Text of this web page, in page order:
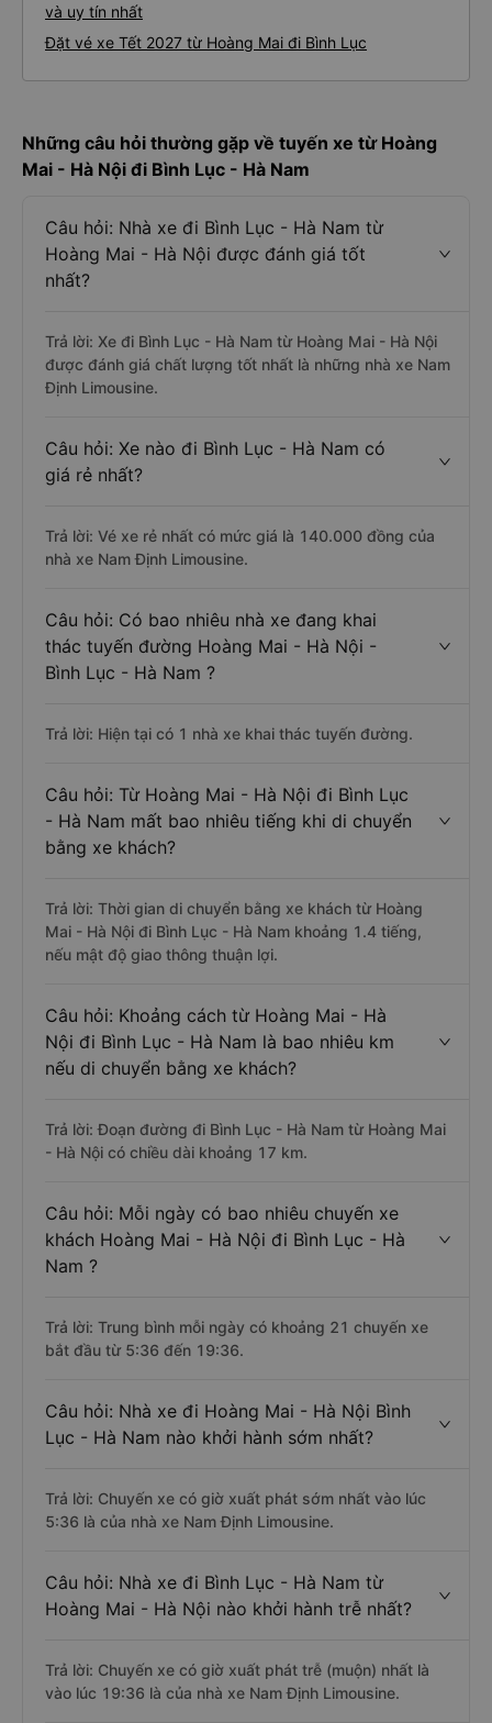
và uy tín nhất
Đặt vé xe Tết 2027 từ Hoàng Mai đi Bình Lục
Những câu hỏi thường gặp về tuyến xe từ Hoàng
Mai - Hà Nội đi Bình Lục - Hà Nam
Câu hỏi: Nhà xe đi Bình Lục - Hà Nam từ
Hoàng Mai - Hà Nội được đánh giá tốt
nhất?
Trả lời: Xe đi Bình Lục - Hà Nam từ Hoàng Mai - Hà Nội
được đánh giá chất lượng tốt nhất là những nhà xe Nam
Định Limousine.
Câu hỏi: Xe nào đi Bình Lục - Hà Nam có
giá rẻ nhất?
Trả lời: Vé xe rẻ nhất có mức giá là 140.000 đồng của
nhà xe Nam Định Limousine.
Câu hỏi: Có bao nhiêu nhà xe đang khai
thác tuyến đường Hoàng Mai - Hà Nội -
Bình Lục - Hà Nam ?
Trả lời: Hiện tại có 1 nhà xe khai thác tuyến đường.
Câu hỏi: Từ Hoàng Mai - Hà Nội đi Bình Lục
- Hà Nam mất bao nhiêu tiếng khi di chuyển
bằng xe khách?
Trả lời: Thời gian di chuyển bằng xe khách từ Hoàng
Mai - Hà Nội đi Bình Lục - Hà Nam khoảng 1.4 tiếng,
nếu mật độ giao thông thuận lợi.
Câu hỏi: Khoảng cách từ Hoàng Mai - Hà
Nội đi Bình Lục - Hà Nam là bao nhiêu km
nếu di chuyển bằng xe khách?
Trả lời: Đoạn đường đi Bình Lục - Hà Nam từ Hoàng Mai
- Hà Nội có chiều dài khoảng 17 km.
Câu hỏi: Mỗi ngày có bao nhiêu chuyến xe
khách Hoàng Mai - Hà Nội đi Bình Lục - Hà
Nam ?
Trả lời: Trung bình mỗi ngày có khoảng 21 chuyến xe
bắt đầu từ 5:36 đến 19:36.
Câu hỏi: Nhà xe đi Hoàng Mai - Hà Nội Bình
Lục - Hà Nam nào khởi hành sớm nhất?
Trả lời: Chuyến xe có giờ xuất phát sớm nhất vào lúc
5:36 là của nhà xe Nam Định Limousine.
Câu hỏi: Nhà xe đi Bình Lục - Hà Nam từ
Hoàng Mai - Hà Nội nào khởi hành trễ nhất?
Trả lời: Chuyến xe có giờ xuất phát trễ (muộn) nhất là
vào lúc 19:36 là của nhà xe Nam Định Limousine.